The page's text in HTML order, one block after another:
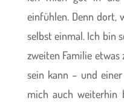
einfühlen. Denn dort,
selbst einmal. Ich bin
zweiten Familie etwas
sein kann – und
mich auch